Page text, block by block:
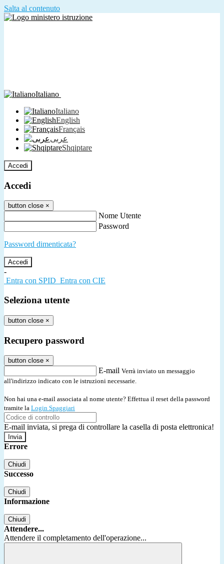
Salta al contenuto
Italiano
Italiano
English
Français
عربى
Shqiptare
Accedi
Accedi
button close ×
Nome Utente
Password
Password dimenticata?
-
Entra con SPID Entra con CIE
Seleziona utente
button close ×
Recupero password
button close ×
E-mail Verrà inviato un messaggio
all'indirizzo indicato con le istruzioni necessarie.
Non hai una e-mail associata al nome utente? Effettua il reset della password
tramite la Login Spaggiari
E-mail inviata, si prega di controllare la casella di posta elettronica!
Errore
Chiudi
Successo
Chiudi
Informazione
Chiudi
Attendere...
Attendere il completamento dell'operazione...